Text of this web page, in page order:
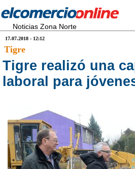
Noticias Zona Norte
17.07.2018 - 12:12
Tigre
Tigre realizó una
laboral para